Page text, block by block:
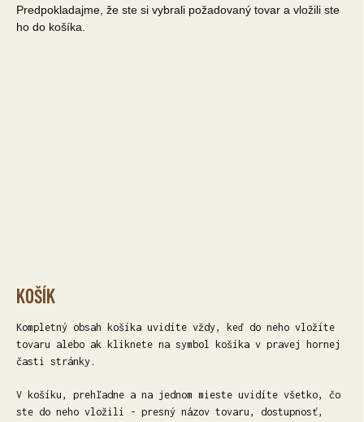
Predpokladajme, že ste si vybrali požadovaný tovar a vložili ste
ho do košíka.
KOŠÍK
Kompletný obsah košíka uvidíte vždy, keď do neho vložíte
tovaru alebo ak kliknete na symbol košíka v pravej hornej
časti stránky.
V košíku, prehľadne a na jednom mieste uvidíte všetko, čo
ste do neho vložili - presný názov tovaru, dostupnosť,